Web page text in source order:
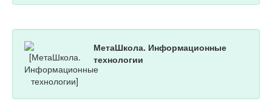
МетаШкола. Информационные
технологии